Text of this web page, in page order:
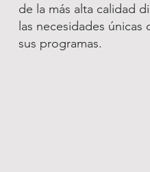
de la más alta calidad
las necesidades
sus programas.